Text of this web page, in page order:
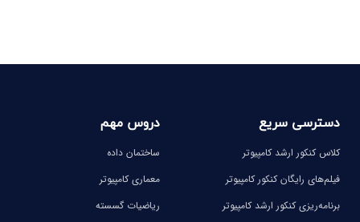
دسترسی سریع
کلاس کنکور ارشد کامپیوتر
فیلم‌های رایگان کنکور کامپیوتر
برنامه‌ریزی کنکور ارشد کامپیوتر
دروس مهم
ساختمان داده
معماری کامپیوتر
ریاضیات گسسته